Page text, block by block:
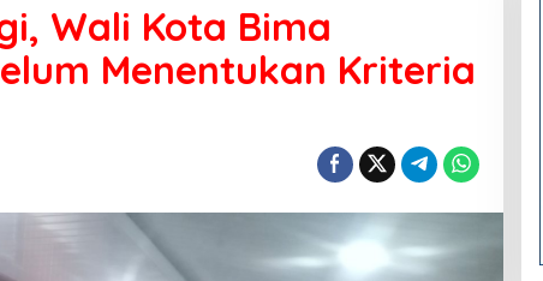
Wali Kota Bima
Menentukan Kriteria